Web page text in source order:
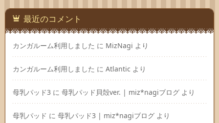
最近のコメント
カンガルーム利用しました に MizNagi より
カンガルーム利用しました に Atlantic より
母乳パッド3 に 母乳パッド貝殻ver. | miz*nagiブログ より
母乳パッド に 母乳パッド3 | miz*nagiブログ より